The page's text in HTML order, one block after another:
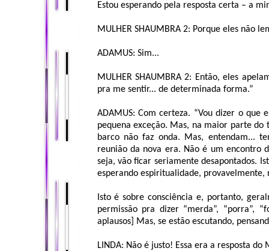
Estou esperando pela resposta certa – a
MULHER SHAUMBRA 2: Porque eles não
ADAMUS: Sim...
MULHER SHAUMBRA 2: Então, eles
pra me sentir... de determinada forma.”
ADAMUS: Com certeza. “Vou dizer o que
pequena exceção. Mas, na maior parte
barco não faz onda. Mas, entendam...
reunião da nova era. Não é um encontro
seja, vão ficar seriamente desapontados.
esperando espiritualidade, provavelmente,
Isto é sobre consciência e, portanto,
permissão pra dizer “merda”, “porra”,
aplausos] Mas, se estão escutando,
LINDA: Não é justo! Essa era a resposta